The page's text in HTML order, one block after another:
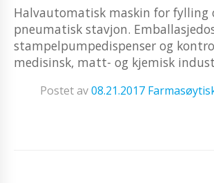
Halvautomatisk maskin for fylling
pneumatisk stavjon.
stampelpumpedispenser og
medisinsk, matt- og kjemisk
Postet av08.21.2017